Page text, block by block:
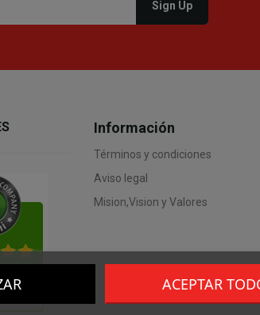
Información
Términos y condiciones
Aviso legal
Mision,Vision y Valores
ACEPTAR